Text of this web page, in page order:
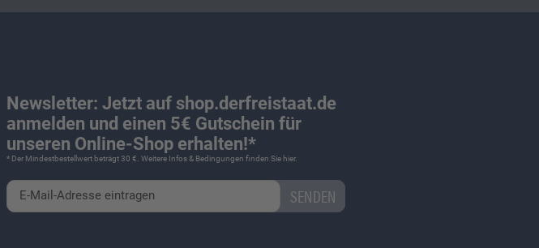
Newsletter: Jetzt auf shop.derfreistaat.de
anmelden und einen 5€ Gutschein für
unseren Online-Shop erhalten!*
* Der Mindestbestellwert beträgt 30 €. Weitere Infos & Bedingungen finden Sie hier.